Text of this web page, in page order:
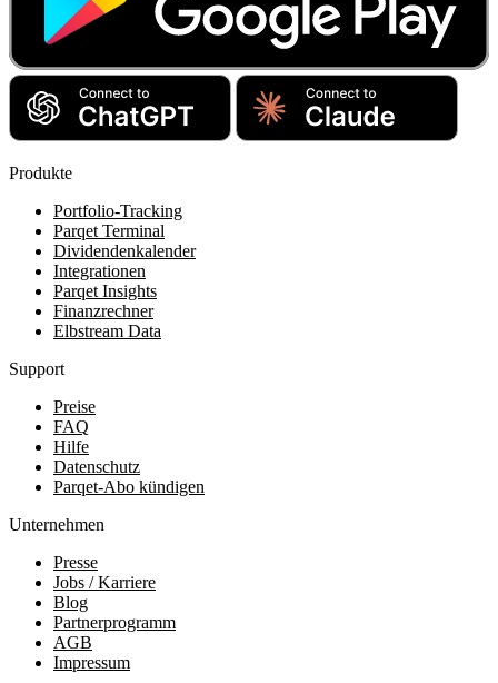
Produkte
Portfolio-Tracking
Parqet Terminal
Dividendenkalender
Integrationen
Parqet Insights
Finanzrechner
Elbstream Data
Support
Preise
FAQ
Hilfe
Datenschutz
Parqet-Abo kündigen
Unternehmen
Presse
Jobs / Karriere
Blog
Partnerprogramm
AGB
Impressum